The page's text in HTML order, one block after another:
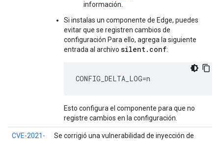
información.
Si instalas un componente de Edge, puedes
evitar que se registren cambios de
configuración Para ello, agrega la siguiente
entrada al archivo silent.conf:
CONFIG_DELTA_LOG=n
Esto configura el componente para que no
registre cambios en la configuración.
CVE-2021-
Se corrigió una vulnerabilidad de inyección de